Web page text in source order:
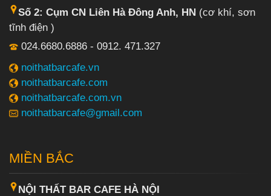
Số 2: Cụm CN Liên Hà Đông Anh, HN (cơ khí, sơn
tĩnh điện )
024.6680.6886 - 0912. 471.327
noithatbarcafe.vn
noithatbarcafe.com
noithatbarcafe.com.vn
noithatbarcafe@gmail.com
MIỀN BẮC
NỘI THẤT BAR CAFE HÀ NỘI